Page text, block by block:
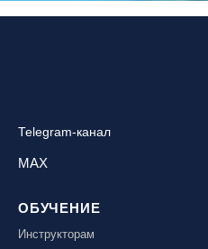
Telegram-канал
MAX
ОБУЧЕНИЕ
Инструкторам